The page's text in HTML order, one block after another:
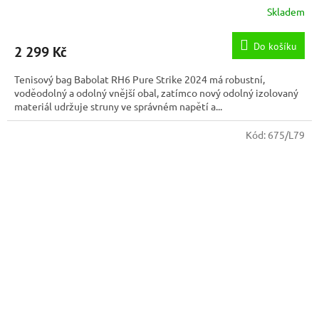
Skladem
2 299 Kč Do košíku
Tenisový bag Babolat RH6 Pure Strike 2024 má robustní,
voděodolný a odolný vnější obal, zatímco nový odolný izolovaný
materiál udržuje struny ve správném napětí a...
Kód: 675/L79